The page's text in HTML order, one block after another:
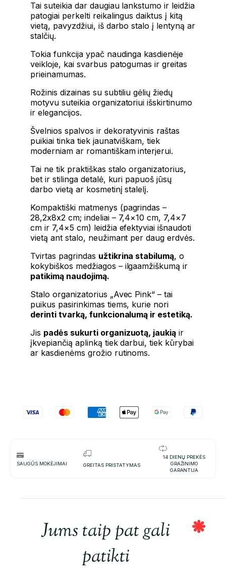
Tai suteikia dar daugiau lankstumo ir leidžia
patogiai perkelti reikalingus daiktus į kitą
vietą, pavyzdžiui, iš darbo stalo į lentyną ar
stalčių.
Tokia funkcija ypač naudinga kasdienėje
veikloje, kai svarbus patogumas ir greitas
prieinamumas.
Rožinis dizainas su subtiliu gėlių žiedų
motyvu suteikia organizatoriui išskirtinumo
ir elegancijos.
Švelnios spalvos ir dekoratyvinis raštas
puikiai tinka tiek jaunatviškam, tiek
moderniam ar romantiškam interjerui.
Tai ne tik praktiškas stalo organizatorius,
bet ir stilinga detalė, kuri papuoš jūsų
darbo vietą ar kosmetinį stalelį.
Kompaktiški matmenys (pagrindas –
28,2x8x2 cm; indeliai – 7,4×10 cm, 7,4×7
cm ir 7,4×5 cm) leidžia efektyviai išnaudoti
vietą ant stalo, neužimant per daug erdvės.
Tvirtas pagrindas užtikrina stabilumą, o
kokybiškos medžiagos – ilgaamžiškumą ir
patikimą naudojimą.
Stalo organizatorius „Avec Pink“ – tai
puikus pasirinkimas tiems, kurie nori
derinti tvarką, funkcionalumą ir estetiką.
Jis padės sukurti organizuotą, jaukią ir
įkvepiančią aplinką tiek darbui, tiek kūrybai
ar kasdienėms grožio rutinoms.
SAUGŪS MOKĖJIMAI GREITAS PRISTATYMAS
14 DIENŲ PREKĖS
GRAŽINIMO
GARANTIJA
Jums taip pat gali
patikti